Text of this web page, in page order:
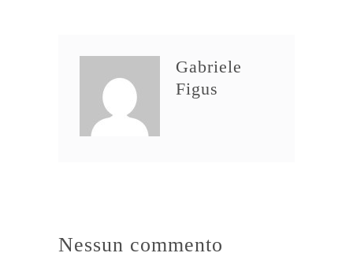
Gabriele
Figus
Nessun commento